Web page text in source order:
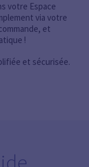
votre Espace
via votre
et
!
et sécurisée.